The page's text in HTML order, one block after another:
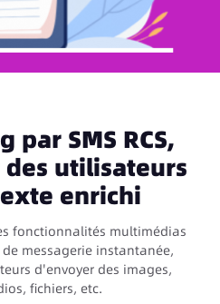
par SMS RCS,
utilisateurs
enrichi
fonctionnalités multimédias
messagerie instantanée,
d'envoyer des images,
fichiers, etc.